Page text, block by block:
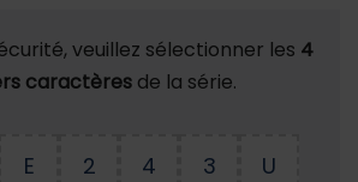
veuillez sélectionner les 4
caractèresde la série.
E 2 4 3 U